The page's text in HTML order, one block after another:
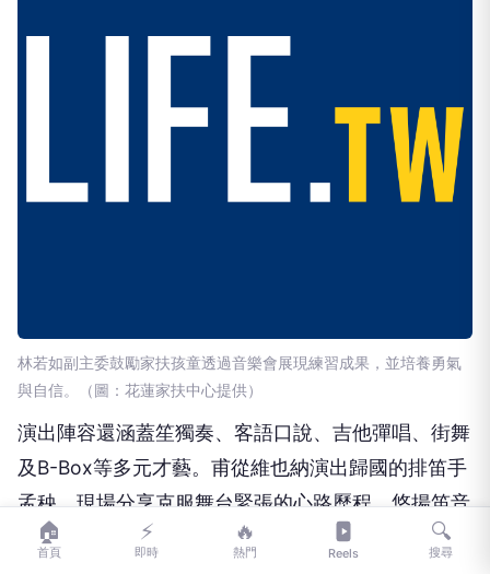
林若如副主委鼓勵家扶孩童透過音樂會展現練習成果，並培養勇氣
與自信。（圖：花蓮家扶中心提供）
演出陣容還涵蓋笙獨奏、客語口說、吉他彈唱、街舞
及B-Box等多元才藝。甫從維也納演出歸國的排笛手
孟秧，現場分享克服舞台緊張的心路歷程，悠揚笛音
贏得滿堂彩。壓軸時刻，全體孩子手牽手合唱《手牽
🏠
首頁
⚡
即時
🔥
熱門 Reels
🔍
搜尋